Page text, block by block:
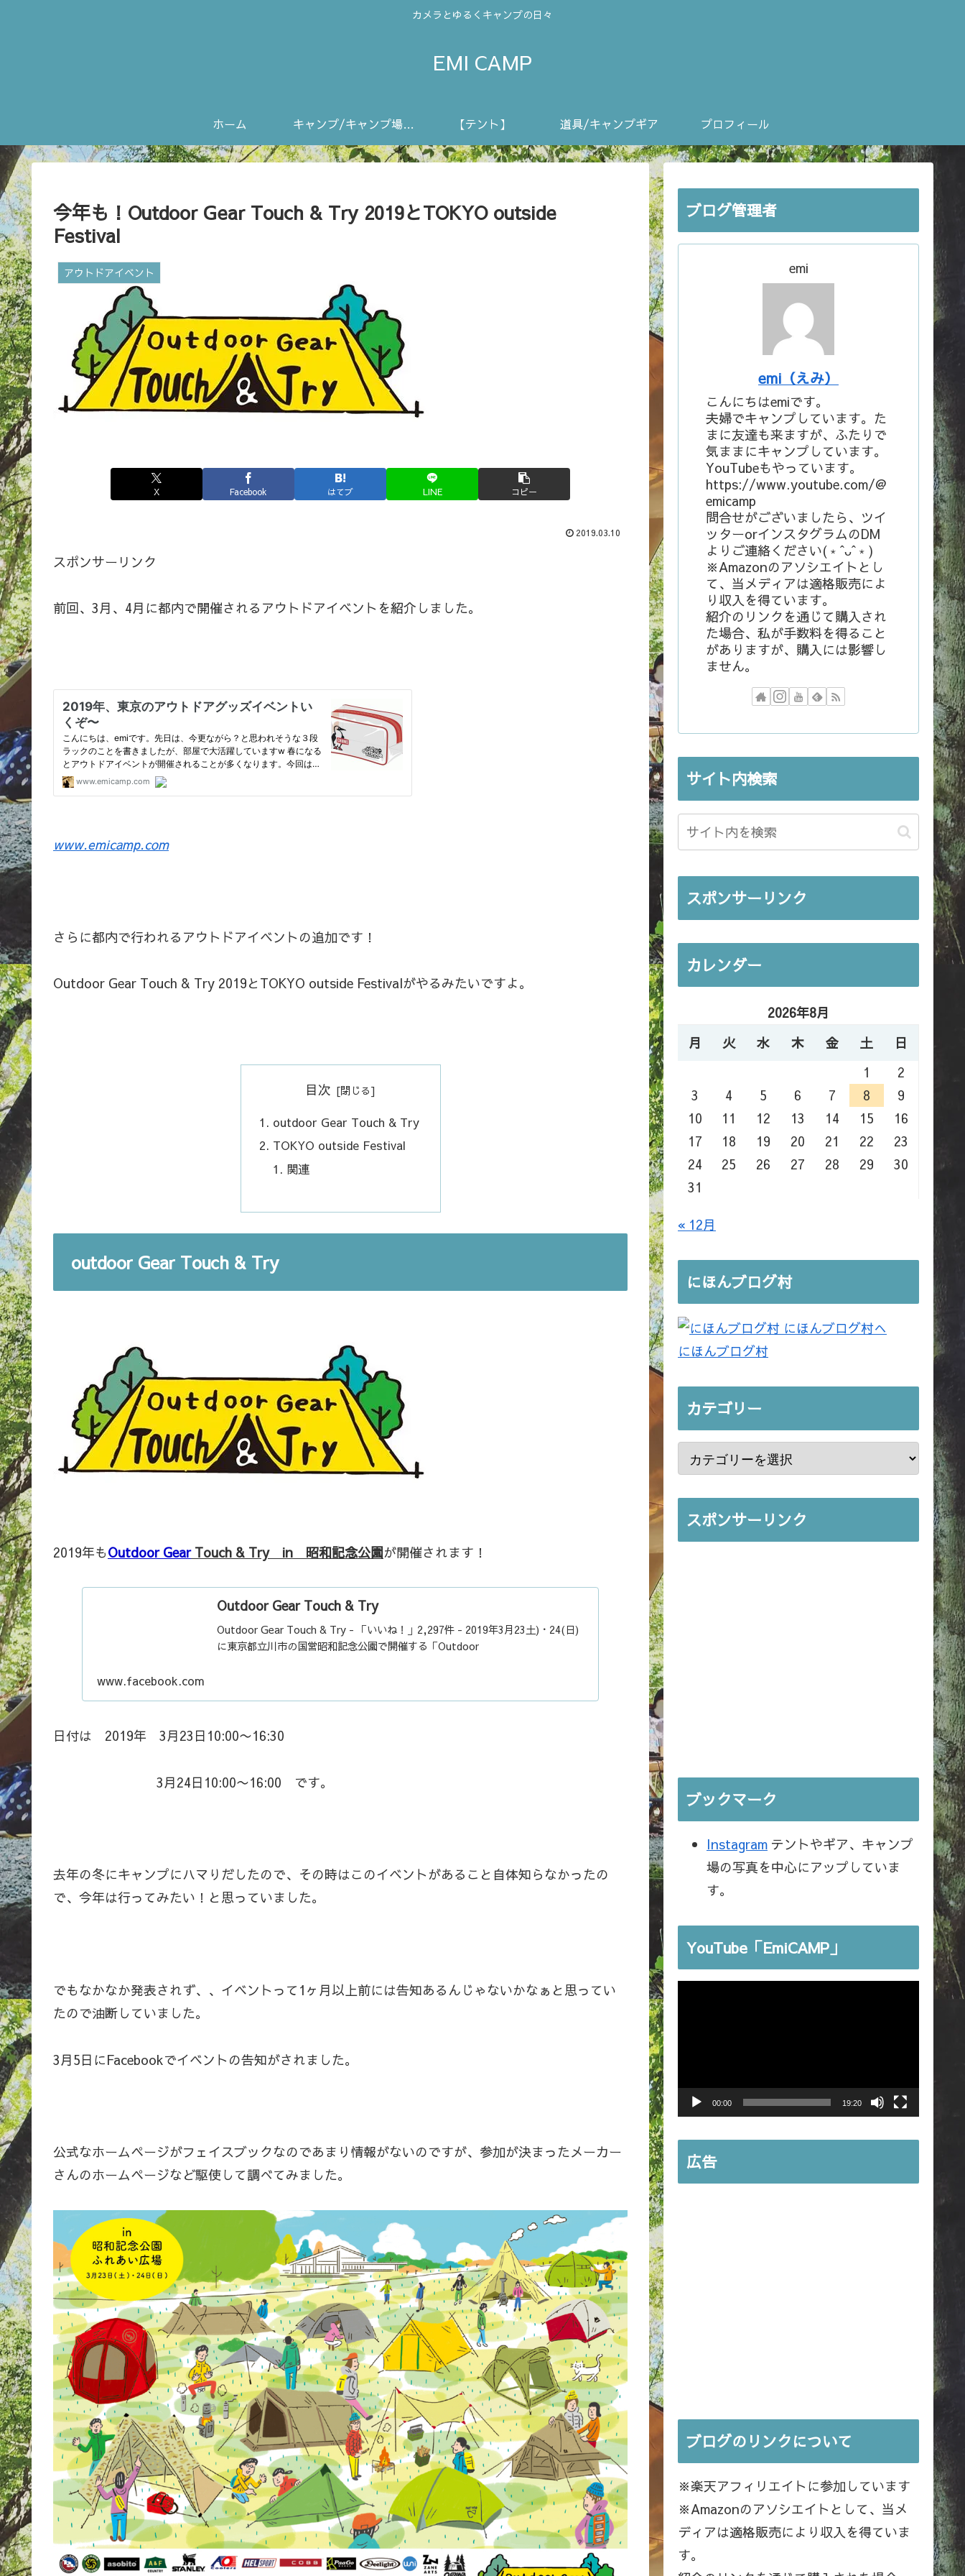
カメラとゆるくキャンプの日々
EMI CAMP
ホーム キャンプ/キャンプ場動画 【テント】 道具/キャンプギア プロフィール
今年も！Outdoor Gear Touch & Try 2019とTOKYO outside
Festival
アウトドアイベント
X Facebook はてブ LINE コピー
2019.03.10
スポンサーリンク
前回、3月、4月に都内で開催されるアウトドアイベントを紹介しました。
www.emicamp.com
さらに都内で行われるアウトドアイベントの追加です！
Outdoor Gear Touch & Try 2019とTOKYO outside Festivalがやるみたいですよ。
目次
outdoor Gear Touch & Try
TOKYO outside Festival
関連
outdoor Gear Touch & Try
2019年もOutdoor GearTouch & Try in 昭和記念公園が開催されます！
Outdoor Gear Touch & Try
Outdoor Gear Touch & Try - 「いいね！」2,297件 - 2019年3月23土)・24(日)
に東京都立川市の国営昭和記念公園で開催する「Outdoor
www.facebook.com
日付は 2019年 3月23日10:00〜16:30
3月24日10:00〜16:00 です。
去年の冬にキャンプにハマりだしたので、その時はこのイベントがあること自体知らなかったの
で、今年は行ってみたい！と思っていました。
でもなかなか発表されず、、イベントって1ヶ月以上前には告知あるんじゃないかなぁと思ってい
たので油断していました。
3月5日にFacebookでイベントの告知がされました。
公式なホームページがフェイスブックなのであまり情報がないのですが、参加が決まったメーカー
さんのホームページなど駆使して調べてみました。
ブログ管理者
emi
emi（えみ）
こんにちはemiです。
夫婦でキャンプしています。た
まに友達も来ますが、ふたりで
気ままにキャンプしています。
YouTubeもやっています。
https://www.youtube.com/@
emicamp
問合せがございましたら、ツイ
ッターorインスタグラムのDM
よりご連絡ください(﹡ˆᴗˆ﹡)
※Amazonのアソシエイトとし
て、当メディアは適格販売によ
り収入を得ています。
紹介のリンクを通じて購入され
た場合、私が手数料を得ること
がありますが、購入には影響し
ません。
サイト内検索
スポンサーリンク
カレンダー
2026年8月
月
火 水 木 金 土
日
1
2
3
4 5 6 7 8
9
10
11 12 13 14 15
16
17
18 19 20 21 22
23
24
25 26 27 28 29
30
31
« 12月
にほんブログ村
にほんブログ村
カテゴリー
スポンサーリンク
ブックマーク
Instagram テントやギア、キャンプ
場の写真を中心にアップしていま
す。
YouTube「EmiCAMP」
00:00 19:20
広告
ブログのリンクについて
※楽天アフィリエイトに参加しています
※Amazonのアソシエイトとして、当メ
ディアは適格販売により収入を得ていま
す。